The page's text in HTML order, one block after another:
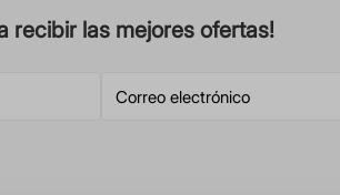
recibir las mejores ofertas!